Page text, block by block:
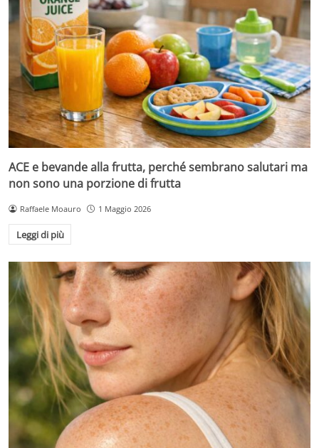
ACE e bevande alla frutta, perché sembrano salutari ma
non sono una porzione di frutta
Raffaele Moauro 1 Maggio 2026
Leggi di più